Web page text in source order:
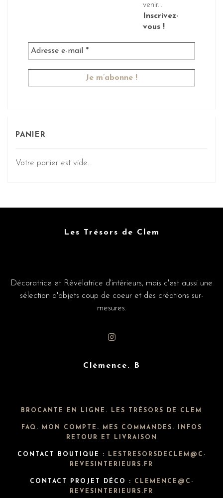
venir...
Inscrivez-
vous !
PANIER
Votre panier est vide.
Les Trésors de Clem
Décoratrice et Révélatrice d'intérieurs, mais c'est aussi une
sélection d'objets coup de coeur et des créations sur-
mesures.
Clémence. B
BROCANTE EN LIGNE. LES TRÉSORS DE CLEM
FAQ . MON COMPTE . MES COMMANDES .
INFOS
RETOUR ET LIVRAISON
CONTACT BOUTIQUE :
LESTRESORSDECLEM@C-
REVESINTERIEURS.FR
CONTACT PROJET DÉCO :
CLEMENCE@C-
REVESINTERIEURS.FR